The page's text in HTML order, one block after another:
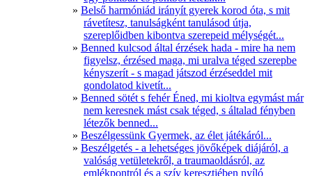
Belső harmóniád irányít gyerek korod óta, s mit
rávetítesz, tanulságként tanulásod útja,
szereplőidben kibontva szerepeid mélységét...
Benned kulcsod által érzések hada - mire ha nem
figyelsz, érzésed maga, mi uralva téged szerepbe
kényszerít - s magad játszod érzéseddel mit
gondolatod kivetít...
Benned sötét s fehér Éned, mi kioltva egymást már
nem keresnek mást csak téged, s általad fényben
létezők benned...
Beszélgessünk Gyermek, az élet játékáról...
Beszélgetés - a lehetséges jövőképek diájáról, a
valóság vetületekről, a traumaoldásról, az
emlékpontról és a szív keresztjében nyíló